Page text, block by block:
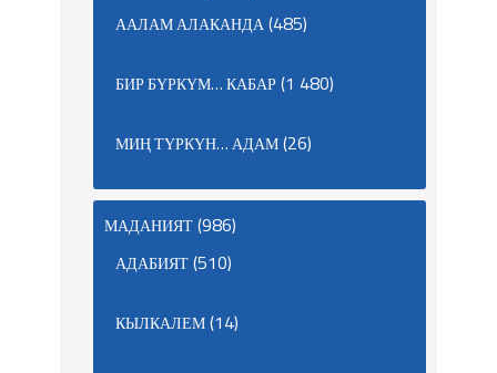
ААЛАМ АЛАКАНДА(485)
БИР БҮРКҮМ… КАБАР(1 480)
МИҢ ТҮРКҮН… АДАМ(26)
МАДАНИЯТ(986)
АДАБИЯТ(510)
КЫЛКАЛЕМ(14)